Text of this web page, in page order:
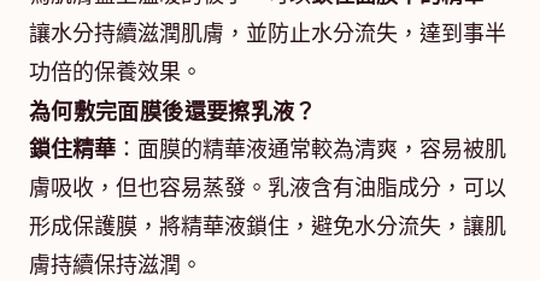
讓水分持續滋潤肌膚，並防止水分流失，達到事半
功倍的保養效果。
為何敷完面膜後還要擦乳液？
鎖住精華 ：面膜的精華液通常較為清爽，容易被肌
膚吸收，但也容易蒸發。乳液含有油脂成分，可以
形成保護膜，將精華液鎖住，避免水分流失，讓肌
膚持續保持滋潤。